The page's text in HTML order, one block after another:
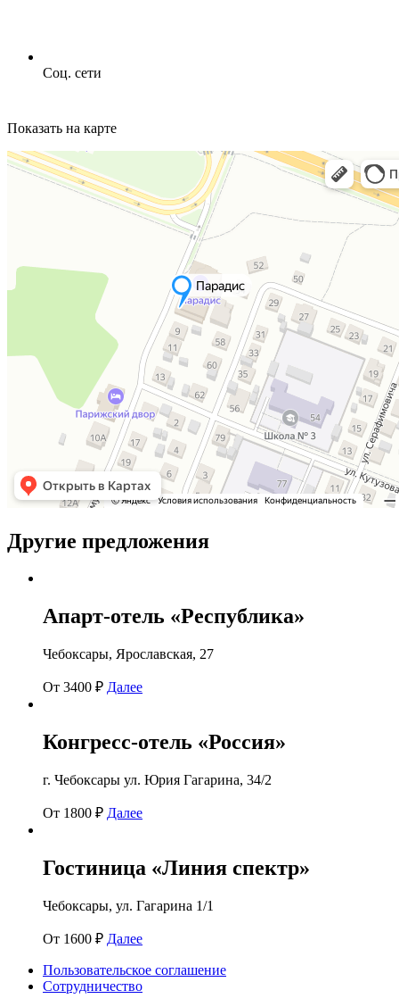
Соц. сети
Показать на карте
Другие предложения
Апарт-отель «Республика»
Чебоксары, Ярославская, 27
От 3400 ₽ Далее
Конгресс-отель «Россия»
г. Чебоксары ул. Юрия Гагарина, 34/2
От 1800 ₽ Далее
Гостиница «Линия спектр»
Чебоксары, ул. Гагарина 1/1
От 1600 ₽ Далее
Пользовательское соглашение
Сотрудничество